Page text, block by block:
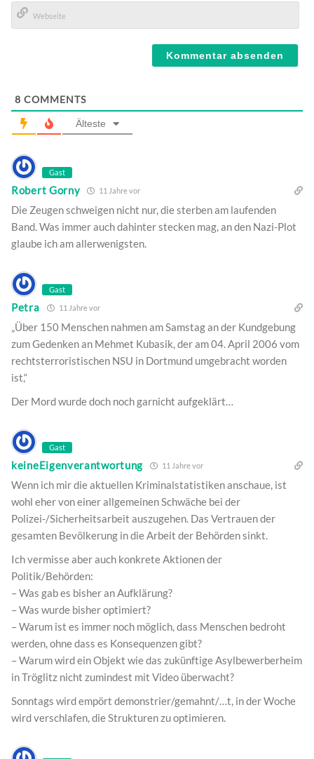
Mail*
8 COMMENTS
Älteste
Gast
Robert Gorny 11 Jahre vor
Die Zeugen schweigen nicht nur, die sterben am laufenden
Band. Was immer auch dahinter stecken mag, an den Nazi-Plot
glaube ich am allerwenigsten.
Gast
Petra 11 Jahre vor
„Über 150 Menschen nahmen am Samstag an der Kundgebung
zum Gedenken an Mehmet Kubasik, der am 04. April 2006 vom
rechtsterroristischen NSU in Dortmund umgebracht worden
ist,“
Der Mord wurde doch noch garnicht aufgeklärt…
Gast
keineEigenverantwortung 11 Jahre vor
Wenn ich mir die aktuellen Kriminalstatistiken anschaue, ist
wohl eher von einer allgemeinen Schwäche bei der
Polizei-/Sicherheitsarbeit auszugehen. Das Vertrauen der
gesamten Bevölkerung in die Arbeit der Behörden sinkt.
Ich vermisse aber auch konkrete Aktionen der
Politik/Behörden:
– Was gab es bisher an Aufklärung?
– Was wurde bisher optimiert?
– Warum ist es immer noch möglich, dass Menschen bedroht
werden, ohne dass es Konsequenzen gibt?
– Warum wird ein Objekt wie das zukünftige Asylbewerberheim
in Tröglitz nicht zumindest mit Video überwacht?
Sonntags wird empört demonstrier/gemahnt/…t, in der Woche
wird verschlafen, die Strukturen zu optimieren.